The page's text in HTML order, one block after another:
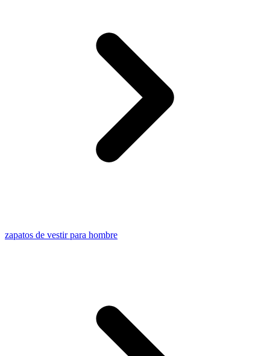
zapatos de vestir para hombre